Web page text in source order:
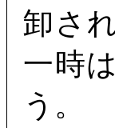
卸さ
一時
う。